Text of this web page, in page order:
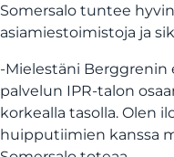
Somersalo tuntee
asiamiestoimistoja ja
-Mielestäni
palvelun IPR-talon
korkealla tasolla. Olen
huipputiimien kanssa